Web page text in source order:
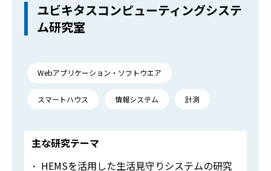
ユビキタスコンピューティングシステ
ム研究室
Webアプリケーション・ソフトウエア
スマートハウス 情報システム 計測
主な研究テーマ
HEMSを活用した生活見守りシステムの研究